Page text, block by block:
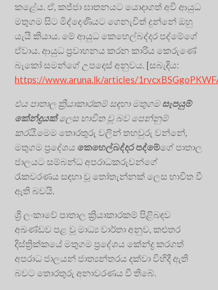
කළේය. ඒ, කජ්ජා ඝාතනයට යොදාගත් අවි ආයුධ
මතුගම සිට මිද්දෙණියට ගෙනැවිත් දුන්නේ ඔහු
යැයි කියාය. මේ ආයුධ කෙහෙල්බද්දර පද්මේගේ
ඒවාය. ආයුධ ප්‍රවාහනය කරන කාරිය කෙරුණේ
බැකෝ සමන්ගේ උපදෙස් අනුවය. [සබැඳිය:
https://www.aruna.lk/articles/
එය පාතාල ක්‍රියාකාරකම් සඳහා මතුගමසැපයුම්
කේන්ද්‍රයක් ලෙස භාවිත වූ බව පෙන්නුම්
කරයි.මෙම තොරතුරු වලින් තහවුරු වන්නේ,
මතුගම ප්‍රදේශය කෙහෙල්බද්දර පද්මේගේ පාතාල
ජාලයට සම්බන්ධ අපරාධකරුවන්ගේ
රැකවරණය සඳහා වූ තෝතැන්නක් ලෙස භාවිත වී
ඇති බවයි.
ශ්‍රී ලංකාවේ පාතාල ක්‍රියාකාරකම් පිළිබඳව
අඛණ්ඩව පළ වූ මාධ්‍ය වාර්තා අනුව, කළුතර
දිස්ත්‍රික්කයේ මතුගම ප්‍රදේශය කේන්ද්‍ර කරගත්
අපරාධ ජාලයන් ජාත්‍යන්තරය දක්වා විහිදී ඇති
බවට තොරතුරු අනාවරණය වී තිබේ.